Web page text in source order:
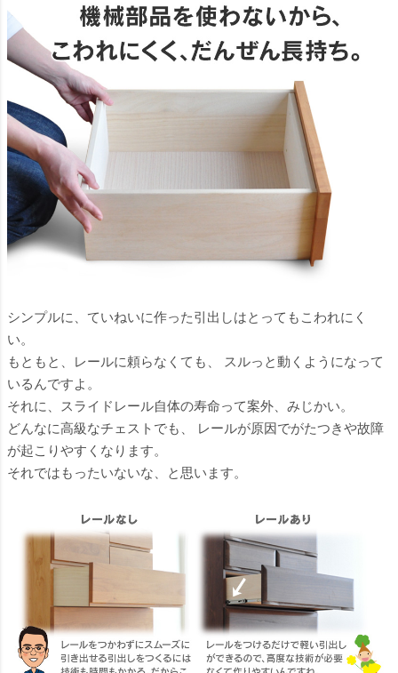
シンプルに、ていねいに作った引出しはとってもこわれにく
い。
もともと、レールに頼らなくても、 スルっと動くようになって
いるんですよ。
それに、スライドレール自体の寿命って案外、みじかい。
どんなに高級なチェストでも、 レールが原因でがたつきや故障
が起こりやすくなります。
それではもったいないな、と思います。